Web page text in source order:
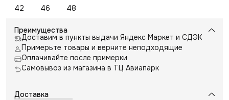
42
46 48
Преимущества
Доставим в пункты выдачи Яндекс Маркет и СДЭК
Примерьте товары и верните неподходящие
Оплачивайте после примерки
Самовывоз из магазина в ТЦ Авиапарк
Доставка